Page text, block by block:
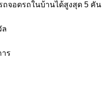
จอดรถในบ้านได้สูงสุด 5 คัน
ล
ร